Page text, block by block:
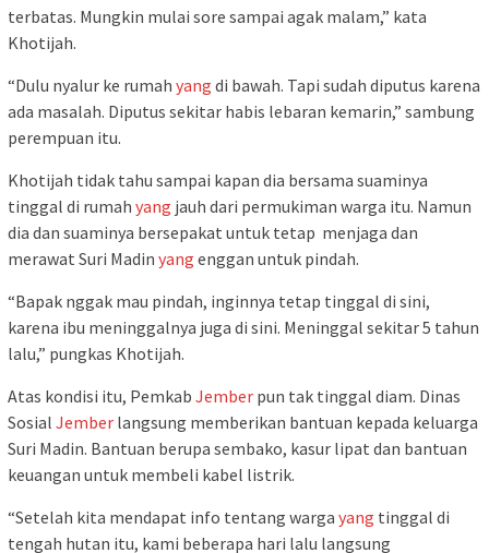
terbatas. Mungkin mulai sore sampai agak malam,” kata
Khotijah.
“Dulu nyalur ke rumah yang di bawah. Tapi sudah diputus karena
ada masalah. Diputus sekitar habis lebaran kemarin,” sambung
perempuan itu.
Khotijah tidak tahu sampai kapan dia bersama suaminya
tinggal di rumah yang jauh dari permukiman warga itu. Namun
dia dan suaminya bersepakat untuk tetap menjaga dan
merawat Suri Madin yang enggan untuk pindah.
“Bapak nggak mau pindah, inginnya tetap tinggal di sini,
karena ibu meninggalnya juga di sini. Meninggal sekitar 5 tahun
lalu,” pungkas Khotijah.
Atas kondisi itu, Pemkab Jember pun tak tinggal diam. Dinas
Sosial Jember langsung memberikan bantuan kepada keluarga
Suri Madin. Bantuan berupa sembako, kasur lipat dan bantuan
keuangan untuk membeli kabel listrik.
“Setelah kita mendapat info tentang warga yang tinggal di
tengah hutan itu, kami beberapa hari lalu langsung